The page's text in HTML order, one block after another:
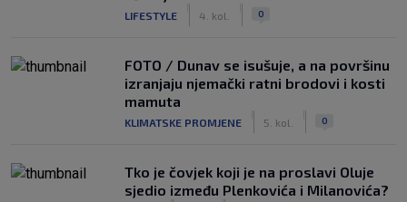
LIFESTYLE 4. kol. 0
FOTO / Dunav se isušuje, a na površinu
izranjaju njemački ratni brodovi i kosti
mamuta
KLIMATSKE PROMJENE 5. kol. 0
Tko je čovjek koji je na proslavi Oluje
sjedio između Plenkovića i Milanovića?